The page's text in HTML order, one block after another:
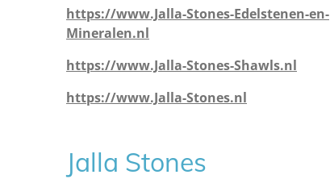
https://www.Jalla-Stones-Edelstenen-en-
Mineralen.nl
https://www.Jalla-Stones-Shawls.nl
https://www.Jalla-Stones.nl
Jalla Stones